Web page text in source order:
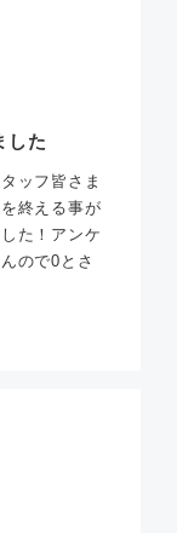
した
ッフ皆さま
終える事が
た！アンケ
ので0とさ